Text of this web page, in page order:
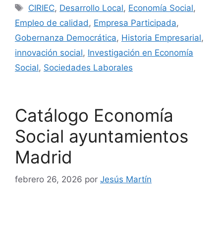
CIRIEC, Desarrollo Local, Economía Social,
Empleo de calidad, Empresa Participada,
Gobernanza Democrática, Historia Empresarial,
innovación social, Investigación en Economía
Social, Sociedades Laborales
Catálogo Economía
Social ayuntamientos
Madrid
febrero 26, 2026 por Jesús Martín